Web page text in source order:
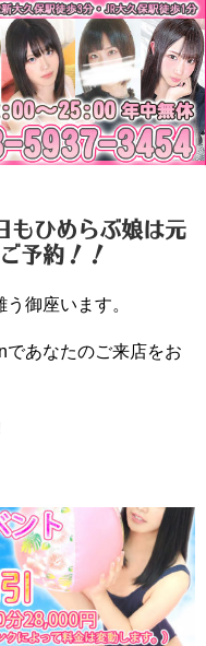
もひめらぶ娘は元
予約！！
御座います。
あなたのご来店をお